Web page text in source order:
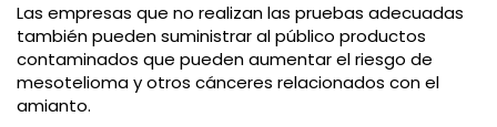
Las empresas que no realizan las pruebas adecuadas
también pueden suministrar al público productos
contaminados que pueden aumentar el riesgo de
mesotelioma y otros cánceres relacionados con el
amianto.